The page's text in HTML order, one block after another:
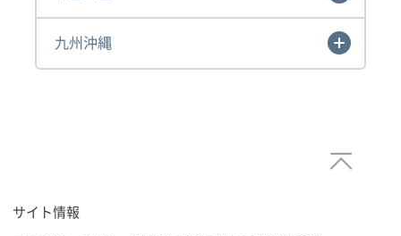
九州沖縄
サイト情報